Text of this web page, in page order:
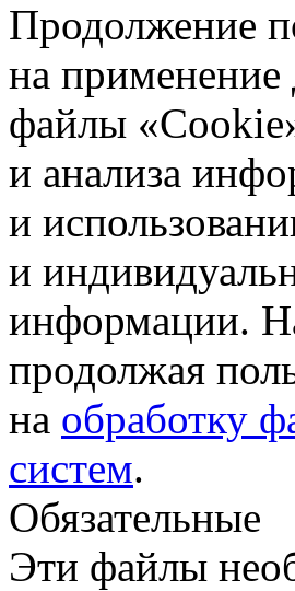
Продолжение
на
файлы
и анализа
и
и
информации.
продолжая
на обработку
систем.
Обязательные
Эти файлы